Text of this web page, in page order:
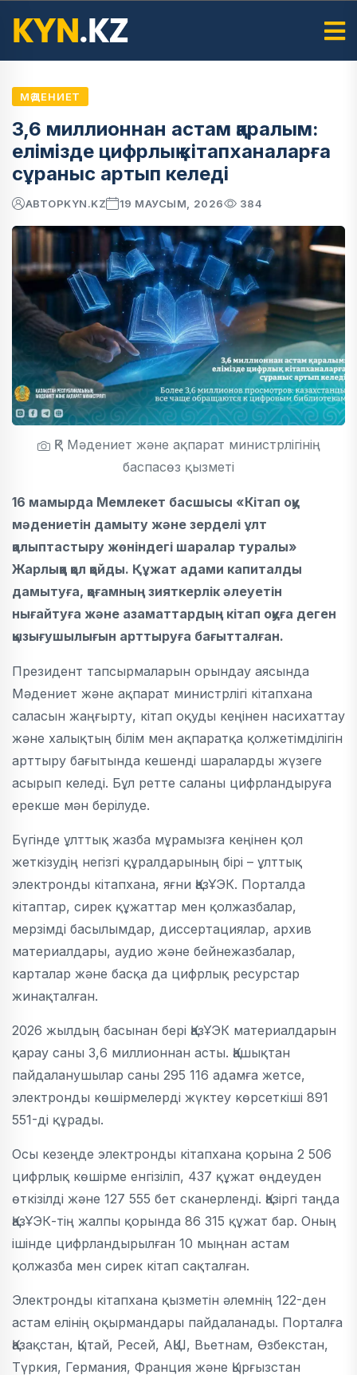
МӘДЕНИЕТ
3,6 миллионнан астам қаралым:
елімізде цифрлық кітапханаларға
сұраныс артып келеді
АВТОРKYN.KZ 19 МАУСЫМ, 2026 384
ҚР Мәдениет және ақпарат министрлігінің
баспасөз қызметі
16 мамырда Мемлекет басшысы «Кітап оқу
мәдениетін дамыту және зерделі ұлт
қалыптастыру жөніндегі шаралар туралы»
Жарлыққа қол қойды. Құжат адами капиталды
дамытуға, қоғамның зияткерлік әлеуетін
нығайтуға және азаматтардың кітап оқуға деген
қызығушылығын арттыруға бағытталған.
Президент тапсырмаларын орындау аясында
Мәдениет және ақпарат министрлігі кітапхана
саласын жаңғырту, кітап оқуды кеңінен насихаттау
және халықтың білім мен ақпаратқа қолжетімділігін
арттыру бағытында кешенді шараларды жүзеге
асырып келеді. Бұл ретте саланы цифрландыруға
ерекше мән берілуде.
Бүгінде ұлттық жазба мұрамызға кеңінен қол
жеткізудің негізгі құралдарының бірі – ұлттық
электронды кітапхана, яғни ҚазҰЭК. Порталда
кітаптар, сирек құжаттар мен қолжазбалар,
мерзімді басылымдар, диссертациялар, архив
материалдары, аудио және бейнежазбалар,
карталар және басқа да цифрлық ресурстар
жинақталған.
2026 жылдың басынан бері ҚазҰЭК материалдарын
қарау саны 3,6 миллионнан асты. Қашықтан
пайдаланушылар саны 295 116 адамға жетсе,
электронды көшірмелерді жүктеу көрсеткіші 891
551-ді құрады.
Осы кезеңде электронды кітапхана қорына 2 506
цифрлық көшірме енгізіліп, 437 құжат өңдеуден
өткізілді және 127 555 бет сканерленді. Қазіргі таңда
ҚазҰЭК-тің жалпы қорында 86 315 құжат бар. Оның
ішінде цифрландырылған 10 мыңнан астам
қолжазба мен сирек кітап сақталған.
Электронды кітапхана қызметін әлемнің 122-ден
астам елінің оқырмандары пайдаланады. Порталға
Қазақстан, Қытай, Ресей, АҚШ, Вьетнам, Өзбекстан,
Түркия, Германия, Франция және Қырғызстан